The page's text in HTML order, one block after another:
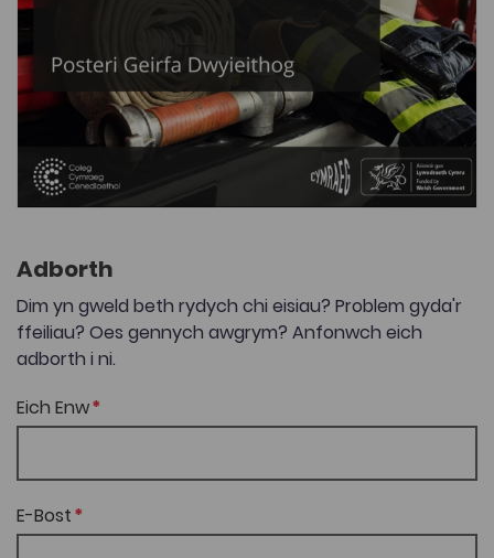
Adborth
Dim yn gweld beth rydych chi eisiau? Problem gyda'r
ffeiliau? Oes gennych awgrym? Anfonwch eich
adborth i ni.
Eich Enw
E-Bost